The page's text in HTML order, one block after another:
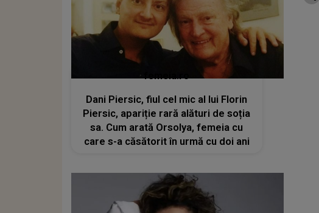
femeia.ro
Dani Piersic, fiul cel mic al lui Florin
Piersic, apariție rară alături de soția
sa. Cum arată Orsolya, femeia cu
care s-a căsătorit în urmă cu doi ani